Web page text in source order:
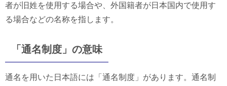
者が旧姓を使用する場合や、外国籍者が日本国内で使用す
る場合などの名称を指します。
「通名制度」の意味
通名を用いた日本語には「通名制度」があります。通名制